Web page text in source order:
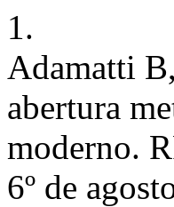
1.
Adamatti
abertura
moderno.
6º de